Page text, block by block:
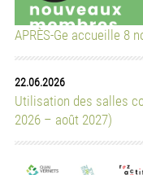
Cité by PURPLE — Offre de
Cité 27, 1204 Genève
Participez à une